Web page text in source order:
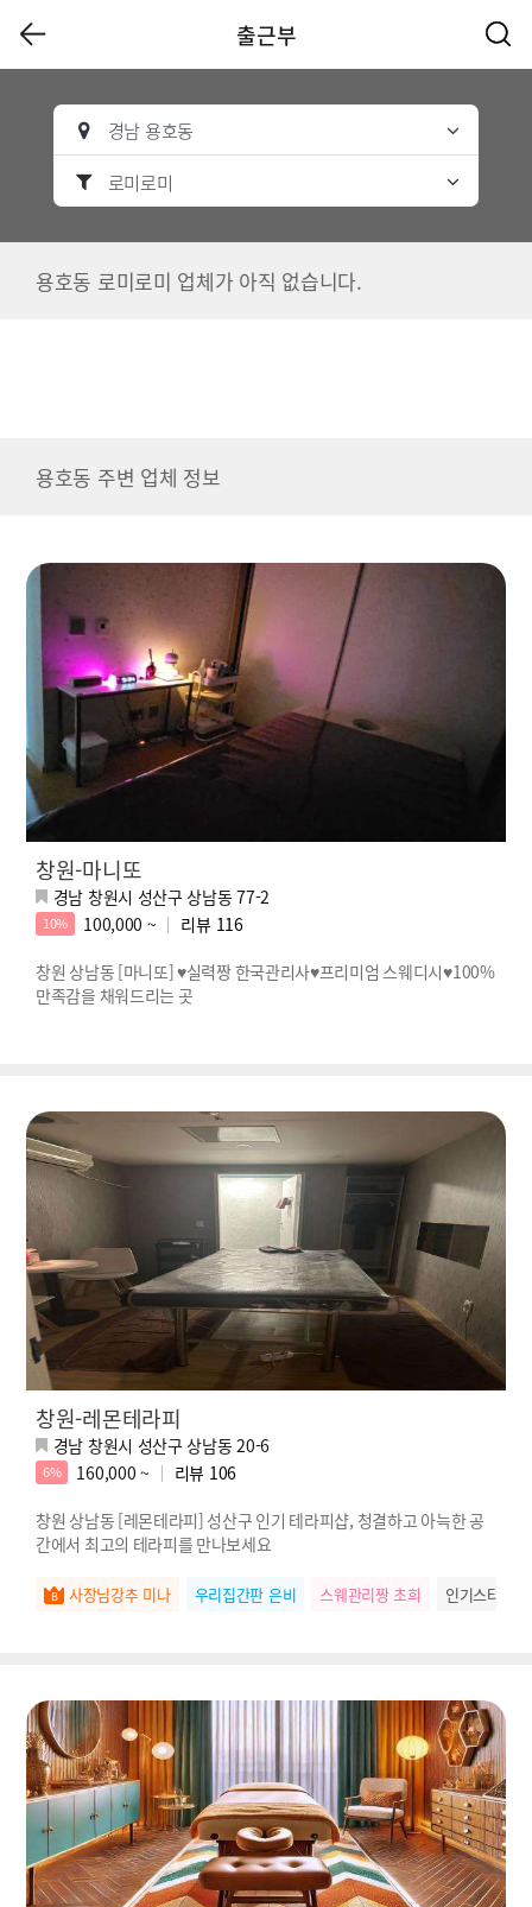
출근부
경남 용호동
로미로미
용호동 로미로미 업체가 아직 없습니다.
용호동 주변 업체 정보
창원-마니또
경남 창원시 성산구 상남동 77-2
10% 100,000 ~ 리뷰 116
창원 상남동 [마니또] ♥실력짱 한국관리사♥프리미엄 스웨디시♥100%
만족감을 채워드리는 곳
창원-레몬테라피
경남 창원시 성산구 상남동 20-6
6% 160,000 ~ 리뷰 106
창원 상남동 [레몬테라피] 성산구 인기 테라피샵, 청결하고 아늑한 공
간에서 최고의 테라피를 만나보세요
사장님강추 미나 우리집간판 은비 스웨관리짱 초희 인기스타 미소